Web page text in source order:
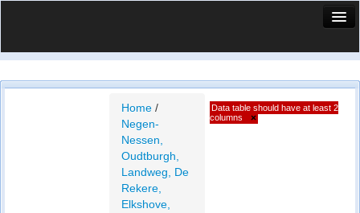
Vergelijk prijsposities - wijk
Home /
Negen-
Nessen,
Oudtburgh,
Landweg, De
Rekere,
Elkshove,
Data table should have at least 2
columns
×